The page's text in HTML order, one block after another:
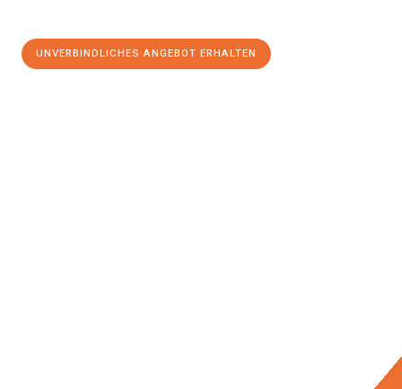
UNVERBINDLICHES ANGEBOT ERHALTEN